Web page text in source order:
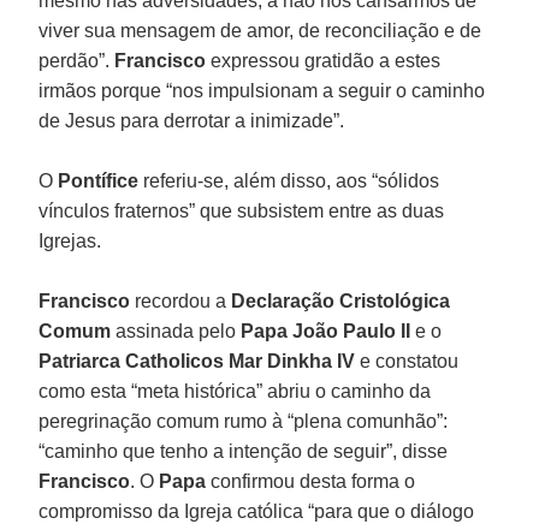
viver sua mensagem de amor, de reconciliação e de
perdão”. Francisco expressou gratidão a estes
irmãos porque “nos impulsionam a seguir o caminho
de Jesus para derrotar a inimizade”.
O Pontífice referiu-se, além disso, aos “sólidos
vínculos fraternos” que subsistem entre as duas
Igrejas.
Francisco recordou a Declaração Cristológica
Comum assinada pelo Papa João Paulo II
e o
Patriarca Catholicos Mar Dinkha IV e constatou
como esta “meta histórica” abriu o caminho da
peregrinação comum rumo à “plena comunhão”:
“caminho que tenho a intenção de seguir”, disse
Francisco. O Papa confirmou desta forma o
compromisso da Igreja católica “para que o diálogo